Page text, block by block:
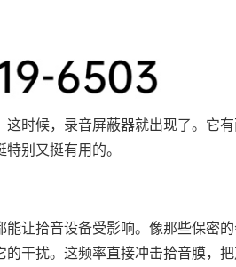
时候，录音屏蔽器就出现了。它
别又挺有用的。
让拾音设备受影响。像那些保密
干扰。这频率直接冲击拾音膜，